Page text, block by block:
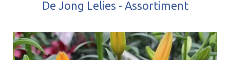
De Jong Lelies - Assortiment